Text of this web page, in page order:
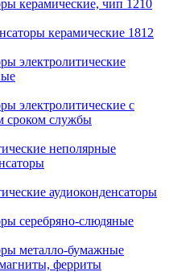
керамические, чип 1210
керамические 1812
электролитические
электролитические с
сроком службы
неполярные
аудиоконденсаторы
серебряно-слюдяные
металло-бумажные
ферриты